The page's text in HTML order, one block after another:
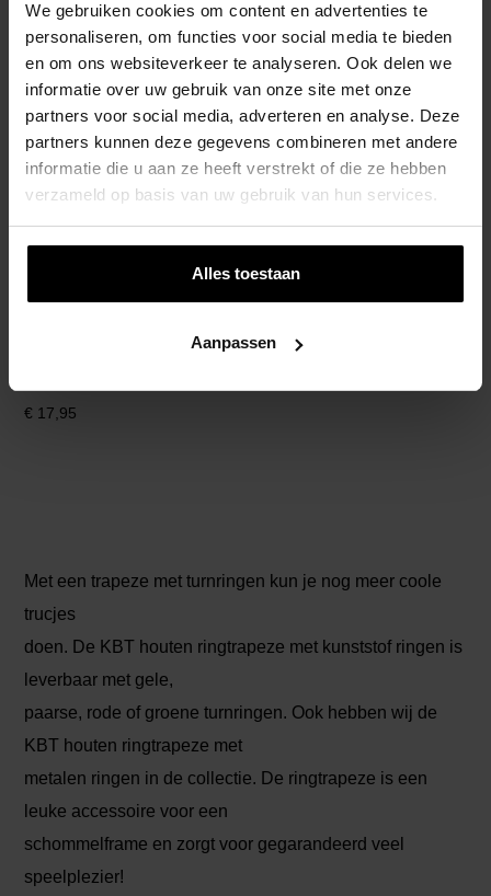
We gebruiken cookies om content en advertenties te
personaliseren, om functies voor social media te bieden
en om ons websiteverkeer te analyseren. Ook delen we
informatie over uw gebruik van onze site met onze
partners voor social media, adverteren en analyse. Deze
partners kunnen deze gegevens combineren met andere
informatie die u aan ze heeft verstrekt of die ze hebben
verzameld op basis van uw gebruik van hun services.
Alles toestaan
Aanpassen
Houten Ringtrapeze Met Kunststof Ringen –
Rood
€ 17,95
Met een trapeze met turnringen kun je nog meer coole
trucjes
doen. De KBT houten ringtrapeze met kunststof ringen is
leverbaar met gele,
paarse, rode of groene turnringen. Ook hebben wij de
KBT houten ringtrapeze met
metalen ringen in de collectie. De ringtrapeze is een
leuke accessoire voor een
schommelframe en zorgt voor gegarandeerd veel
speelplezier!